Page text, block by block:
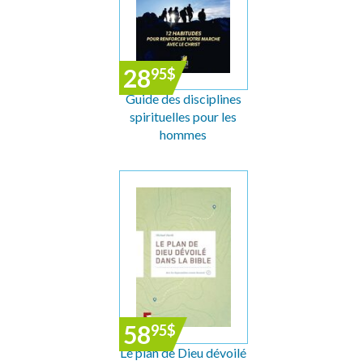
2895$
Guide des disciplines
spirituelles pour les
hommes
5895$
Le plan de Dieu dévoilé